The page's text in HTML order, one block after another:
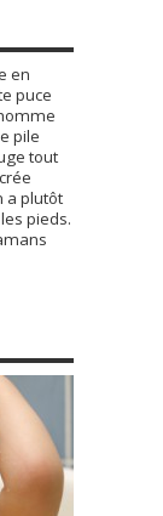
en
puce
pile
tout
a plutôt
pieds.